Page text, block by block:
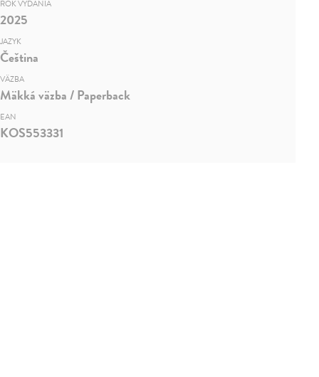
ROK VYDANIA
2025
JAZYK
Čeština
VÄZBA
Mäkká väzba / Paperback
EAN
KOS553331